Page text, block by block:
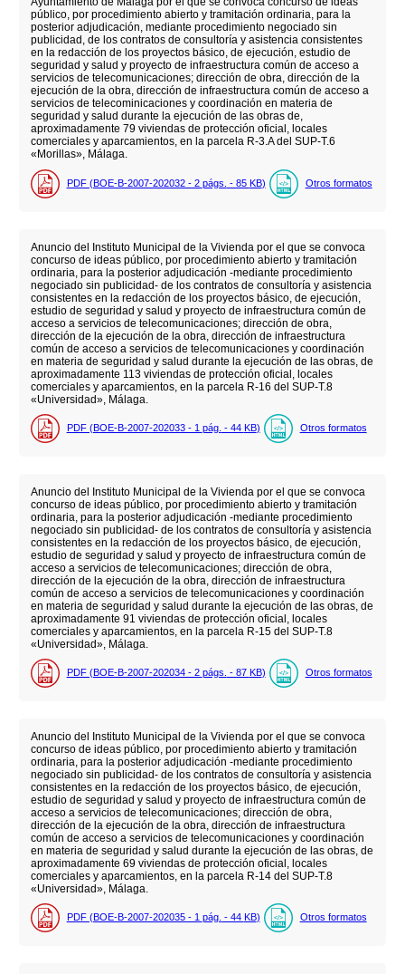
público, por procedimiento abierto y tramitación ordinaria, para la
posterior adjudicación, mediante procedimiento negociado sin
publicidad, de los contratos de consultoría y asistencia consistentes
en la redacción de los proyectos básico, de ejecución, estudio de
seguridad y salud y proyecto de infraestructura común de acceso a
servicios de telecomunicaciones; dirección de obra, dirección de la
ejecución de la obra, dirección de infraestructura común de acceso a
servicios de telecominicaciones y coordinación en materia de
seguridad y salud durante la ejecución de las obras de,
aproximadamente 79 viviendas de protección oficial, locales
comerciales y aparcamientos, en la parcela R-3.A del SUP-T.6
«Morillas», Málaga.
PDF (BOE-B-2007-202032 - 2 págs. - 85 KB) Otros formatos
Anuncio del Instituto Municipal de la Vivienda por el que se convoca
concurso de ideas público, por procedimiento abierto y tramitación
ordinaria, para la posterior adjudicación -mediante procedimiento
negociado sin publicidad- de los contratos de consultoría y asistencia
consistentes en la redacción de los proyectos básico, de ejecución,
estudio de seguridad y salud y proyecto de infraestructura común de
acceso a servicios de telecomunicaciones; dirección de obra,
dirección de la ejecución de la obra, dirección de infraestructura
común de acceso a servicios de telecomunicaciones y coordinación
en materia de seguridad y salud durante la ejecución de las obras, de
aproximadamente 113 viviendas de protección oficial, locales
comerciales y aparcamientos, en la parcela R-16 del SUP-T.8
«Universidad», Málaga.
PDF (BOE-B-2007-202033 - 1 pág. - 44 KB) Otros formatos
Anuncio del Instituto Municipal de la Vivienda por el que se convoca
concurso de ideas público, por procedimiento abierto y tramitación
ordinaria, para la posterior adjudicación -mediante procedimiento
negociado sin publicidad- de los contratos de consultoría y asistencia
consistentes en la redacción de los proyectos básico, de ejecución,
estudio de seguridad y salud y proyecto de infraestructura común de
acceso a servicios de telecomunicaciones; dirección de obra,
dirección de la ejecución de la obra, dirección de infraestructura
común de acceso a servicios de telecomunicaciones y coordinación
en materia de seguridad y salud durante la ejecución de las obras, de
aproximadamente 91 viviendas de protección oficial, locales
comerciales y aparcamientos, en la parcela R-15 del SUP-T.8
«Universidad», Málaga.
PDF (BOE-B-2007-202034 - 2 págs. - 87 KB) Otros formatos
Anuncio del Instituto Municipal de la Vivienda por el que se convoca
concurso de ideas público, por procedimiento abierto y tramitación
ordinaria, para la posterior adjudicación -mediante procedimiento
negociado sin publicidad- de los contratos de consultoría y asistencia
consistentes en la redacción de los proyectos básico, de ejecución,
estudio de seguridad y salud y proyecto de infraestructura común de
acceso a servicios de telecomunicaciones; dirección de obra,
dirección de la ejecución de la obra, dirección de infraestructura
común de acceso a servicios de telecomunicaciones y coordinación
en materia de seguridad y salud durante la ejecución de las obras, de
aproximadamente 69 viviendas de protección oficial, locales
comerciales y aparcamientos, en la parcela R-14 del SUP-T.8
«Universidad», Málaga.
PDF (BOE-B-2007-202035 - 1 pág. - 44 KB) Otros formatos